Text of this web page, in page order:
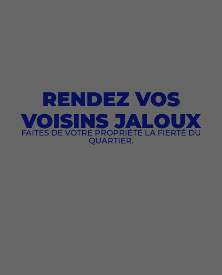
RENDEZ VOS
VOISINS JALOUX
FAITES DE VOTRE PROPRIÉTÉ LA FIERTÉ DU
QUARTIER.